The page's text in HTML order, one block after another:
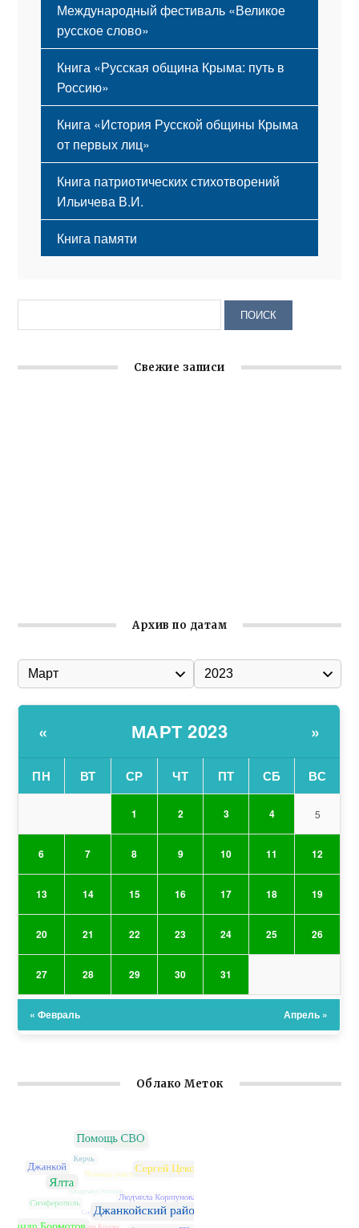
Международный фестиваль «Великое
русское слово»
Книга «Русская община Крыма: путь в
Россию»
Книга «История Русской общины Крыма
от первых лиц»
Книга патриотических стихотворений
Ильичева В.И.
Книга памяти
Свежие записи
Архив по датам
« МАРТ 2023 »
ПН ВТ СР ЧТ ПТ СБ ВС
1 2 3 4 5
6 7 8 9 10 11 12
13 14 15 16 17 18 19
20 21 22 23 24 25 26
27 28 29 30 31
« Февраль Апрель »
Облако Меток